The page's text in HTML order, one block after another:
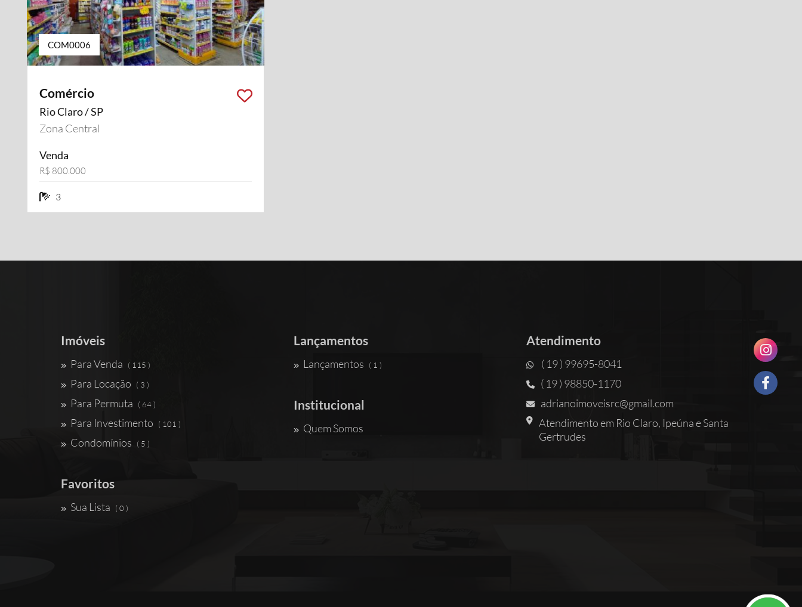
COM0006
Comércio
Rio Claro / SP
Zona Central
Venda
R$ 800.000
3 banheiros
3
Imóveis
Para Venda ( 115 )
Para Locação ( 3 )
Para Permuta ( 64 )
Para Investimento ( 101 )
Condomínios ( 5 )
Favoritos
Sua Lista ( 0 )
Lançamentos
Lançamentos ( 1 )
Institucional
Quem Somos
Atendimento
( 19 ) 99695-8041
( 19 ) 98850-1170
adrianoimoveisrc@gmail.com
Atendimento em Rio Claro, Ipeúna e Santa
Gertrudes